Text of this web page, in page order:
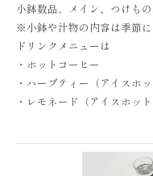
小鉢数品、メイン、つけも
※小鉢や汁物の内容は季節
ドリンクメニューは
・ホットコーヒー
・ハーブティー（アイスホ
・レモネード（アイスホッ